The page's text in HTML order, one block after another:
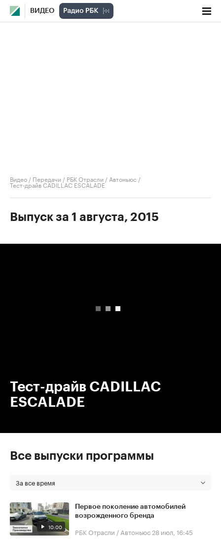
ВИДЕО
Видео / Передачи / РБК Отрасли / Автоньюс /
Тест-драйв CADILLAC ESCALADE
Выпуск за 1 августа, 2015
Тест-драйв CADILLAC
ESCALADE
Все выпуски программы
За все время
10:00
Первое поколение автомобилей
возрожденного бренда
РБК Отрасли / Автоньюс 28 июл, 16:45